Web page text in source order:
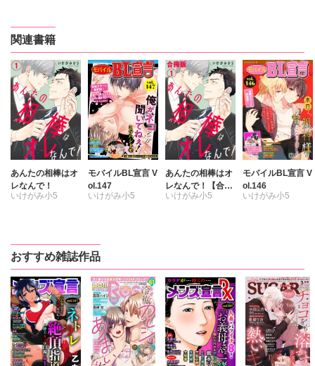
関連書籍
あんたの相棒はオ
レなんで！
いけがみ小5
モバイルBL宣言 V
ol.147
いけがみ小5
冬坂ころも
あんたの相棒はオ
レなんで！【合冊
版】
いけがみ小5
モバイルBL宣言 V
ol.146
いけがみ小5
おすすめ雑誌作品